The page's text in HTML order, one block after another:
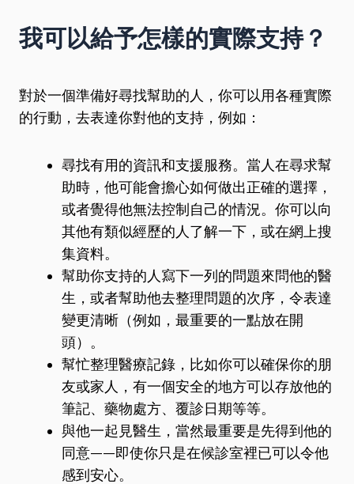
我可以給予怎樣的實際支持？
對於一個準備好尋找幫助的人，你可以用各種實際
的行動，去表達你對他的支持，例如：
尋找有用的資訊和支援服務。當人在尋求幫
助時，他可能會擔心如何做出正確的選擇，
或者覺得他無法控制自己的情況。你可以向
其他有類似經歷的人了解一下，或在網上搜
集資料。
幫助你支持的人寫下一列的問題來問他的醫
生，或者幫助他去整理問題的次序，令表達
變更清晰（例如，最重要的一點放在開
頭）。
幫忙整理醫療記錄，比如你可以確保你的朋
友或家人，有一個安全的地方可以存放他的
筆記、藥物處方、覆診日期等等。
與他一起見醫生，當然最重要是先得到他的
同意——即使你只是在候診室裡已可以令他
感到安心。